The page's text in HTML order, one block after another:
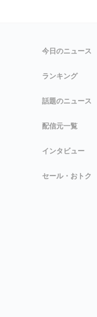
今日のニュース
ランキング
話題のニュース
配信元一覧
インタビュー
セール・おトク